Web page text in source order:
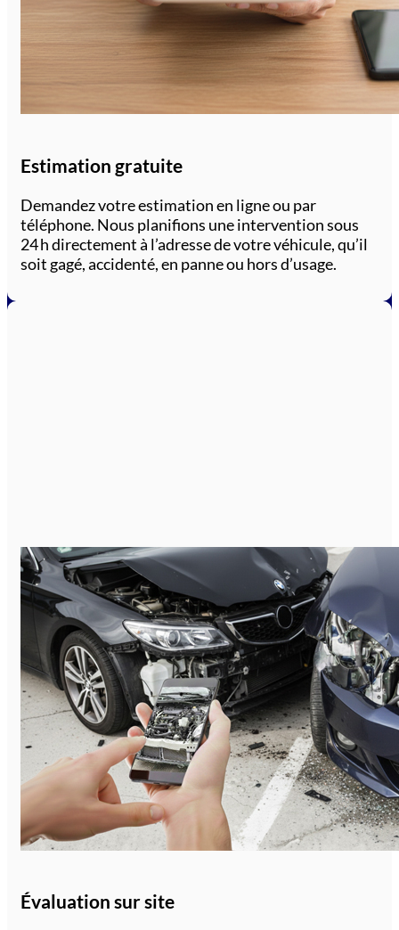
Estimation gratuite
Demandez votre estimation en ligne ou par
téléphone. Nous planifions une intervention sous
24 h directement à l’adresse de votre véhicule, qu’il
soit gagé, accidenté, en panne ou hors d’usage.
Évaluation sur site